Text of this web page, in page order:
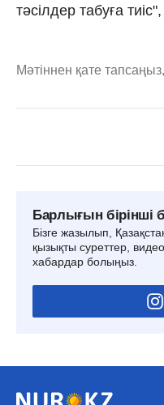
тәсілдер табуға
Мәтіннен қате тапсаңыз,
Барлығын бірінші
Бізге жазылып,
қызықты суреттер,
хабардар болыңыз.